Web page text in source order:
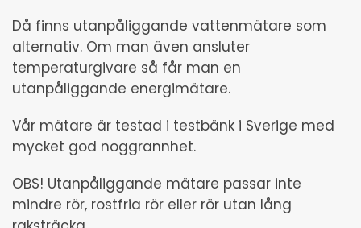
Då finns utanpåliggande vattenmätare som
alternativ. Om man även ansluter
temperaturgivare så får man en
utanpåliggande energimätare.
Vår mätare är testad i testbänk i Sverige med
mycket god noggrannhet.
OBS! Utanpåliggande mätare passar inte
mindre rör, rostfria rör eller rör utan lång